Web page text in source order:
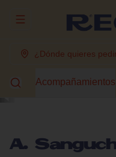
Abrir menu de navegación
¿Dónde quieres
Acompañamientos
A.